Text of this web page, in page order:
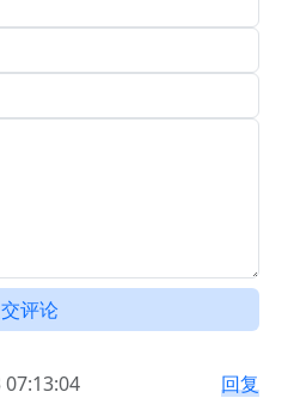
评论
07:13:04
回复